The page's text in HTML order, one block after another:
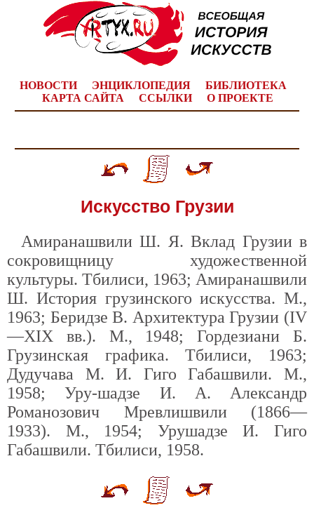
НОВОСТИ ЭНЦИКЛОПЕДИЯ
БИБЛИОТЕКА
КАРТА САЙТА
ССЫЛКИ О ПРОЕКТЕ
Искусство Грузии
Амиранашвили Ш. Я. Вклад Грузии в
сокровищницу художественной
культуры. Тбилиси, 1963; Амиранашвили
Ш. История грузинского искусства. М.,
1963; Беридзе В. Архитектура Грузии (IV
—XIX вв.). М., 1948; Гордезиани Б.
Грузинская графика. Тбилиси, 1963;
Дудучава М. И. Гиго Габашвили. М.,
1958; Уру-шадзе И. А. Александр
Романозович Мревлишвили (1866—
1933). М., 1954; Урушадзе И. Гиго
Габашвили. Тбилиси, 1958.